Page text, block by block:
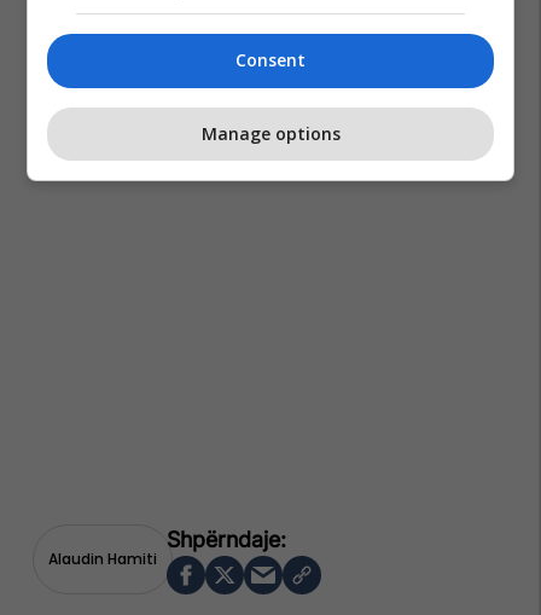
Alaudin Hamiti
Consent
Manage options